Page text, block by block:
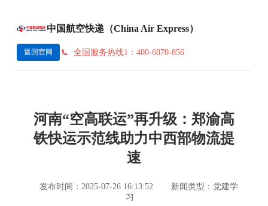
中国航空快递（China Air Express）
返回官网 全国服务热线1：400-6070-856
河南“空高联运”再升级：郑渝高
铁快运示范线助力中西部物流提
速
发布时间：2025-07-26 16:13:52
新闻类型：党建学
习